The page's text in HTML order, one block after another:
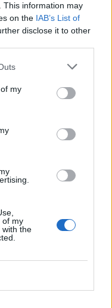
This information may
on the IAB’s List of
disclose it to other
my
of my
with the